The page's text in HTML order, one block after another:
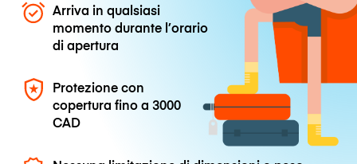
Arriva in qualsiasi
momento durante l’orario
di apertura
Protezione con
copertura fino a3000
CAD